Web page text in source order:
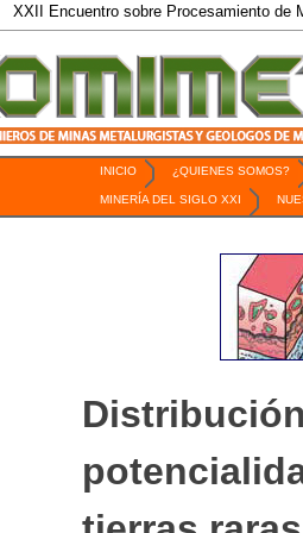
sobre Procesamiento de Minerales
INICIO ¿QUIENES SOMOS?
MINERÍA DEL SIGLO XXI